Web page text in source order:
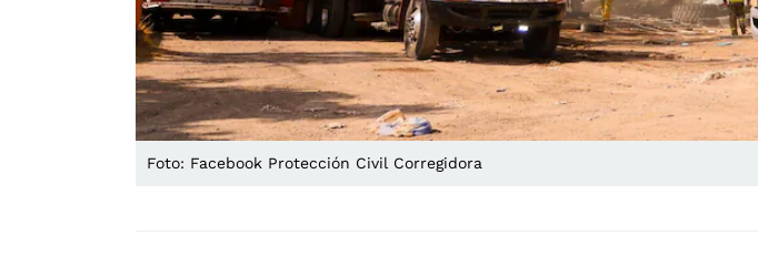
Foto: Facebook Protección Civil Corregidora